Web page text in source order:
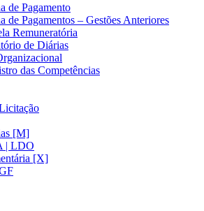
de Pagamento
de Pagamentos – Gestões Anteriores
Remuneratória
de Diárias
das Competências
[M]
| LDO
[X]